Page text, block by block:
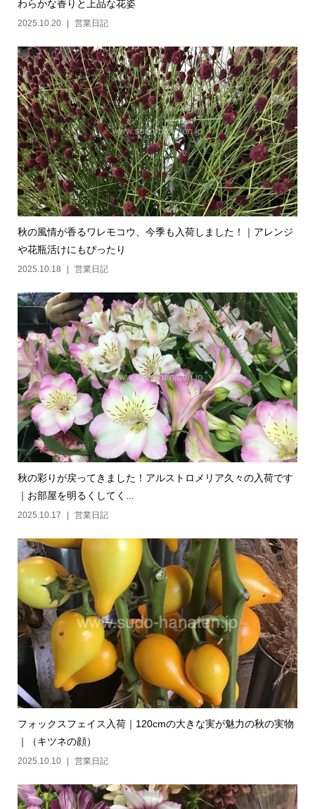
わらかな香りと上品な花姿
2025.10.20 営業日記
秋の風情が香るワレモコウ、今季も入荷しました！｜アレンジ
や花瓶活けにもぴったり
2025.10.18 営業日記
秋の彩りが戻ってきました！アルストロメリア久々の入荷です
｜お部屋を明るくしてく...
2025.10.17 営業日記
フォックスフェイス入荷｜120cmの大きな実が魅力の秋の実物
｜（キツネの顔）
2025.10.10 営業日記